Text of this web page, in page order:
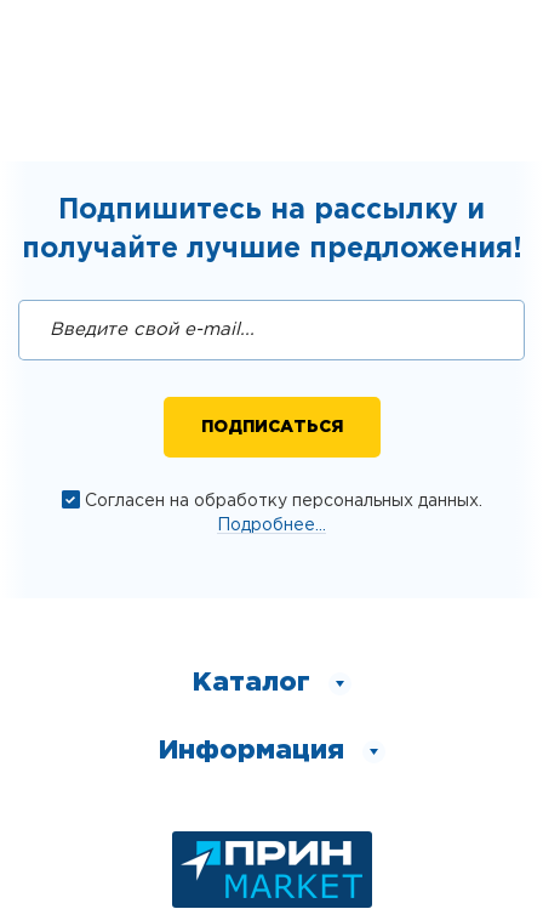
Подпишитесь на рассылку и
получайте лучшие предложения!
Согласен на обработку персональных данных.
Подробнее...
Каталог
Информация